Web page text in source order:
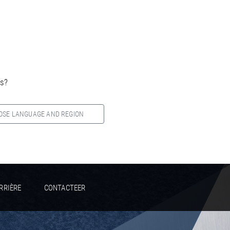
LANGUAGE AND REGION
CONTACTEER